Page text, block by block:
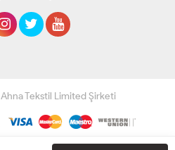
Tekstil Limited Şirketi